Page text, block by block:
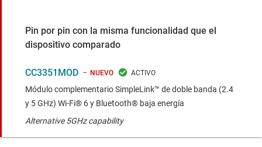
Pin por pin con la misma funcionalidad que el
dispositivo comparado
NUEVO
CC3351MOD
Módulo complementario SimpleLink™ de doble banda (2.4
y 5 GHz) Wi-Fi® 6 y Bluetooth® baja energía
Alternative 5GHz capability